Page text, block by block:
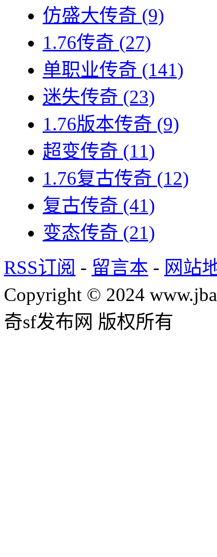
仿盛大传奇 (9)
1.76传奇 (27)
单职业传奇 (141)
迷失传奇 (23)
1.76版本传奇 (9)
超变传奇 (11)
1.76复古传奇 (12)
复古传奇 (41)
变态传奇 (21)
RSS订阅 - 留言本 - 网站
Copyright © 2024
奇sf发布网 版权所有